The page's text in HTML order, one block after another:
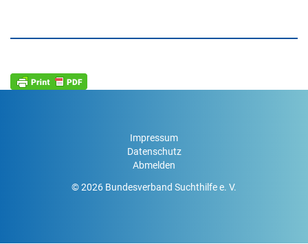
Impressum
Datenschutz
Abmelden
© 2026 Bundesverband Suchthilfe e. V.